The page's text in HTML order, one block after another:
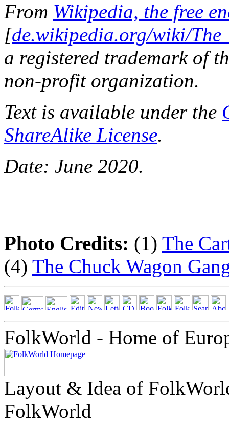
From Wikipedia, the free
[de.wikipedia.org/wiki/
a registered trademark of
non-profit organization.
Text is available under the
ShareAlike License.
Date: June 2020.
Photo Credits: (1) The
(4) The Chuck Wagon
FolkWorld - Home of
Layout & Idea of
FolkWorld